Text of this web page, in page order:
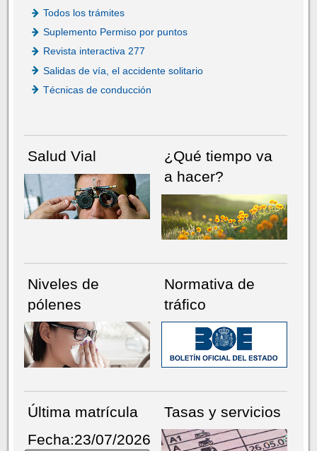
Todos los trámites
Suplemento Permiso por puntos
Revista interactiva 277
Salidas de vía, el accidente solitario
Técnicas de conducción
Salud Vial
¿Qué tiempo va
a hacer?
Niveles de
pólenes
Normativa de
tráfico
Última matrícula
Fecha:23/07/2026
Tasas y servicios